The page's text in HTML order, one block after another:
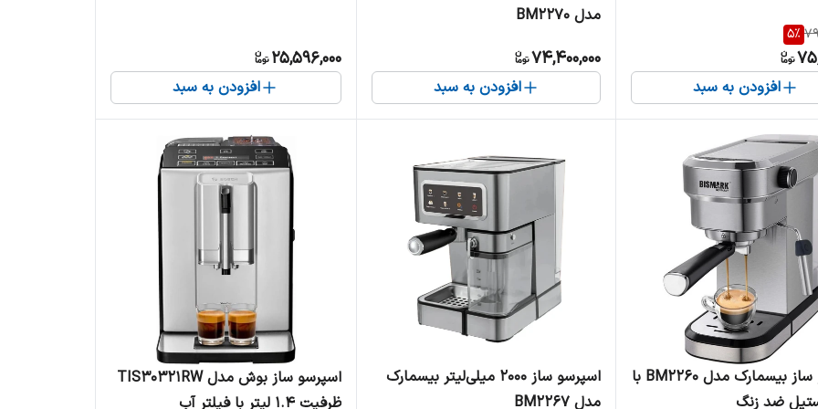
5%
افزودن به سبد
مدل BM2270
74,400,000
افزودن به سبد
25,596,000
افزودن به سبد
اسپرسو ساز بیسمارک مدل BM2260 با
ضد زنگ
اسپرسو ساز 2000 میلی‌لیتر بیسمارک
مدل BM2267
اسپرسو ساز بوش مدل TIS30321RW
ظرفیت ۱.۴ لیتر با فیلتر آب